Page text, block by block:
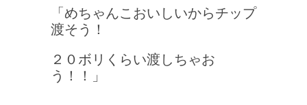
「めちゃんこおいしいからチップ
渡そう！
２０ボリくらい渡しちゃお
う！！」